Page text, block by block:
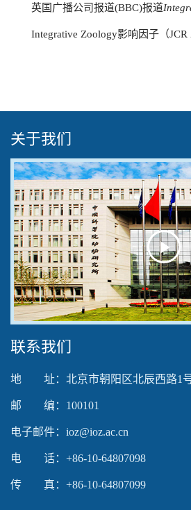
英国广播公司报道(BBC)报道
Integrative Zoology影响因子（JCR
关于我们
联系我们
地 址：北京市朝阳区北辰西路1
邮 编：100101
电子邮件：ioz@ioz.ac.cn
电 话：+86-10-64807098
传 真：+86-10-64807099